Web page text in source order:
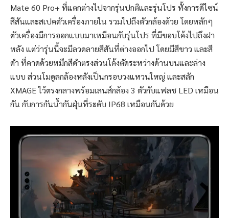
Mate 60 Pro+ ที่แตกต่างไปจากรุ่นปกติและรุ่นโปร ทั้งการดีไซน์
สีสันและสเปคตัวเครื่องภายใน รวมไปถึงตัวกล้องด้วย โดยหลักๆ
ตัวเครื่องมีการออกแบบมาเหมือนกับรุ่นโปร ที่มีขอบโค้งไปถึงฝา
หลัง แต่ว่ารุ่นนี้จะมีลวดลายสีสันที่ต่างออกไป โดยมีสีขาว และสี
ดำ ที่คาดด้วยหมึกสีดำตรงส่วนโค้งตัดระหว่างด้านบนและล่าง
แบบ ส่วนโมดูลกล้องหลังเป็นกรอบวงแหวนใหญ่ และสลัก
XMAGE ไว้ตรงกลางพร้อมเลนส์กล้อง 3 ตัวกับแฟลช LED เหมือน
กัน กับการกันน้ำกันฝุ่นที่ระดับ IP68 เหมือนกันด้วย